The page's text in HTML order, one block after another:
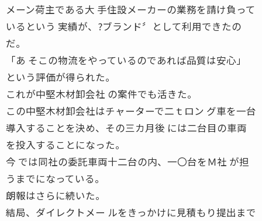
メーン荷主である大 手住設メーカーの業務を請け負って
いるという 実績が、?ブランド〞として利用できたの
だ。
「あ そこの物流をやっているのであれば品質は安心」
という評価が得られた。
これが中堅木材卸会社 の案件でも活きた。
この中堅木材卸会社はチャーターで二ｔロン グ車を一台
導入することを決め、その三カ月後 には二台目の車両
を投入することになった。
今 では同社の委託車両十二台の内、一〇台をＭ社 が担
うまでになっている。
朗報はさらに続いた。
結局、ダイレクトメー ルをきっかけに見積もり提出まで